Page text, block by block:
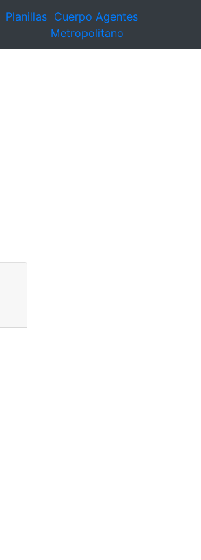
Planillas Cuerpo Agentes
Metropolitano